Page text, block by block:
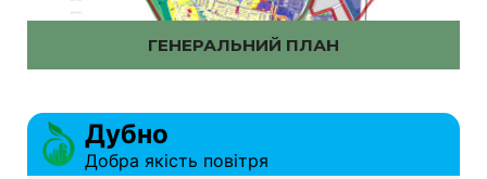
ГЕНЕРАЛЬНИЙ ПЛАН